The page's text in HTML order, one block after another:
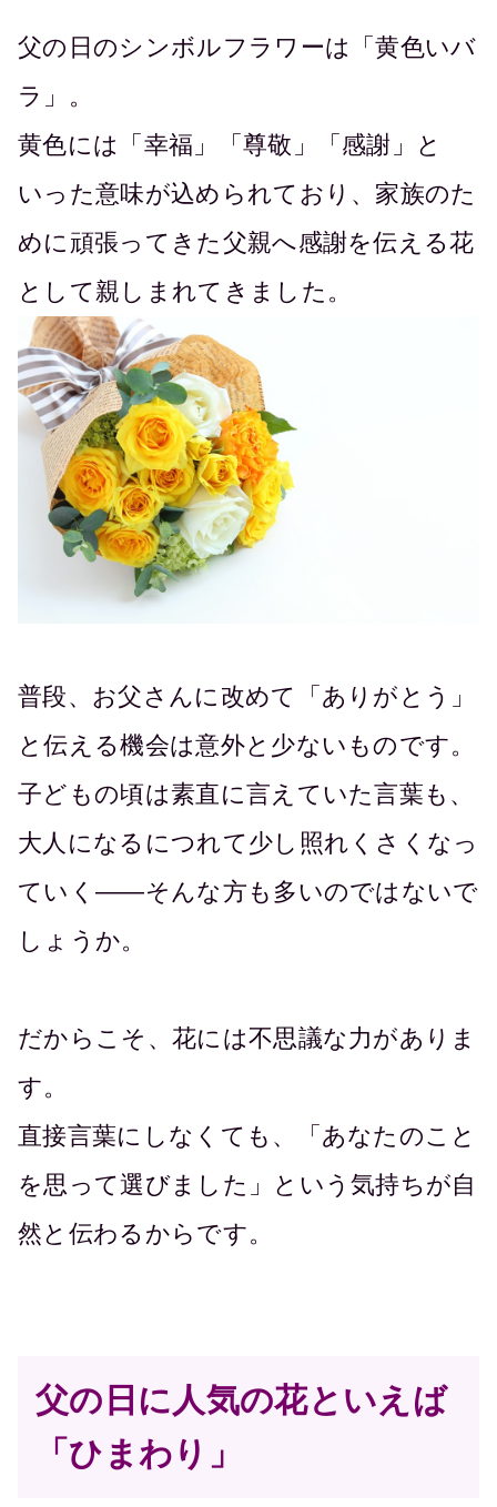
父の日のシンボルフラワーは「黄色いバ
ラ」。
黄色には「幸福」「尊敬」「感謝」と
いった意味が込められており、家族のた
めに頑張ってきた父親へ感謝を伝える花
として親しまれてきました。
普段、お父さんに改めて「ありがとう」
と伝える機会は意外と少ないものです。
子どもの頃は素直に言えていた言葉も、
大人になるにつれて少し照れくさくなっ
ていく――そんな方も多いのではないで
しょうか。
だからこそ、花には不思議な力がありま
す。
直接言葉にしなくても、「あなたのこと
を思って選びました」という気持ちが自
然と伝わるからです。
父の日に人気の花といえば
「ひまわり」